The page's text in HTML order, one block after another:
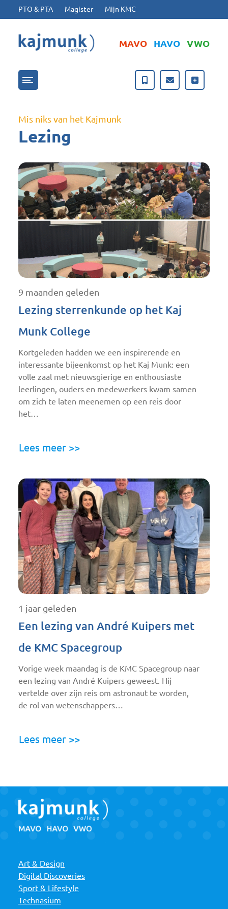
Ga naar hoofdinhoud
Ga naar footer
PTO & PTA Magister Mijn KMC
MAVO HAVO VWO
Menu openen/sluiten
Mis niks van het Kajmunk
Lezing
9 maanden geleden
Lezing sterrenkunde op het Kaj
Munk College
Kortgeleden hadden we een inspirerende en
interessante bijeenkomst op het Kaj Munk: een
volle zaal met nieuwsgierige en enthousiaste
leerlingen, ouders en medewerkers kwam samen
om zich te laten meenemen op een reis door
het…
Lees meer >>
1 jaar geleden
Een lezing van André Kuipers met
de KMC Spacegroup
Vorige week maandag is de KMC Spacegroup naar
een lezing van André Kuipers geweest. Hij
vertelde over zijn reis om astronaut te worden,
de rol van wetenschappers…
Lees meer >>
Art & Design
Digital Discoveries
Sport & Lifestyle
Technasium